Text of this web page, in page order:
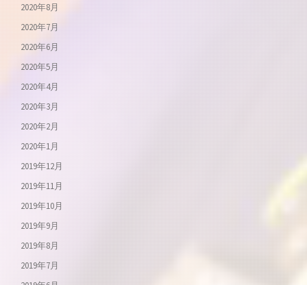
2020年8月
2020年7月
2020年6月
2020年5月
2020年4月
2020年3月
2020年2月
2020年1月
2019年12月
2019年11月
2019年10月
2019年9月
2019年8月
2019年7月